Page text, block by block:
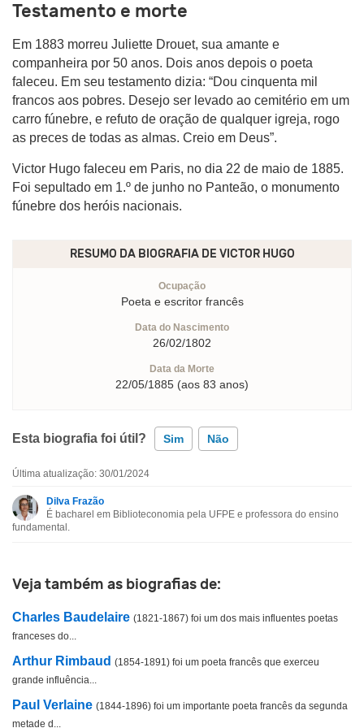
Testamento e morte
Em 1883 morreu Juliette Drouet, sua amante e
companheira por 50 anos. Dois anos depois o poeta
faleceu. Em seu testamento dizia: “Dou cinquenta mil
francos aos pobres. Desejo ser levado ao cemitério em um
carro fúnebre, e refuto de oração de qualquer igreja, rogo
as preces de todas as almas. Creio em Deus”.
Victor Hugo faleceu em Paris, no dia 22 de maio de 1885.
Foi sepultado em 1.º de junho no Panteão, o monumento
fúnebre dos heróis nacionais.
RESUMO DA BIOGRAFIA DE VICTOR HUGO
Ocupação
Poeta e escritor francês
Data do Nascimento
26/02/1802
Data da Morte
22/05/1885 (aos 83 anos)
Esta biografia foi útil? Sim Não
Esta biografia não tem a informação que procuro
Última atualização: 30/01/2024
Dilva Frazão
É bacharel em Biblioteconomia pela UFPE e professora do ensino
fundamental.
Veja também as biografias de:
Charles Baudelaire (1821-1867) foi um dos mais influentes poetas
franceses do...
Arthur Rimbaud (1854-1891) foi um poeta francês que exerceu
grande influência...
Paul Verlaine (1844-1896) foi um importante poeta francês da segunda
metade d...